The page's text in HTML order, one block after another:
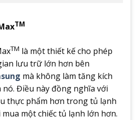
TM
TM là một thiết kế cho phép
lưu trữ lớn hơn bên
mà không làm tăng kích
Điều này đồng nghĩa với
thực phẩm hơn trong tủ lạnh
một chiếc tủ lạnh lớn hơn.